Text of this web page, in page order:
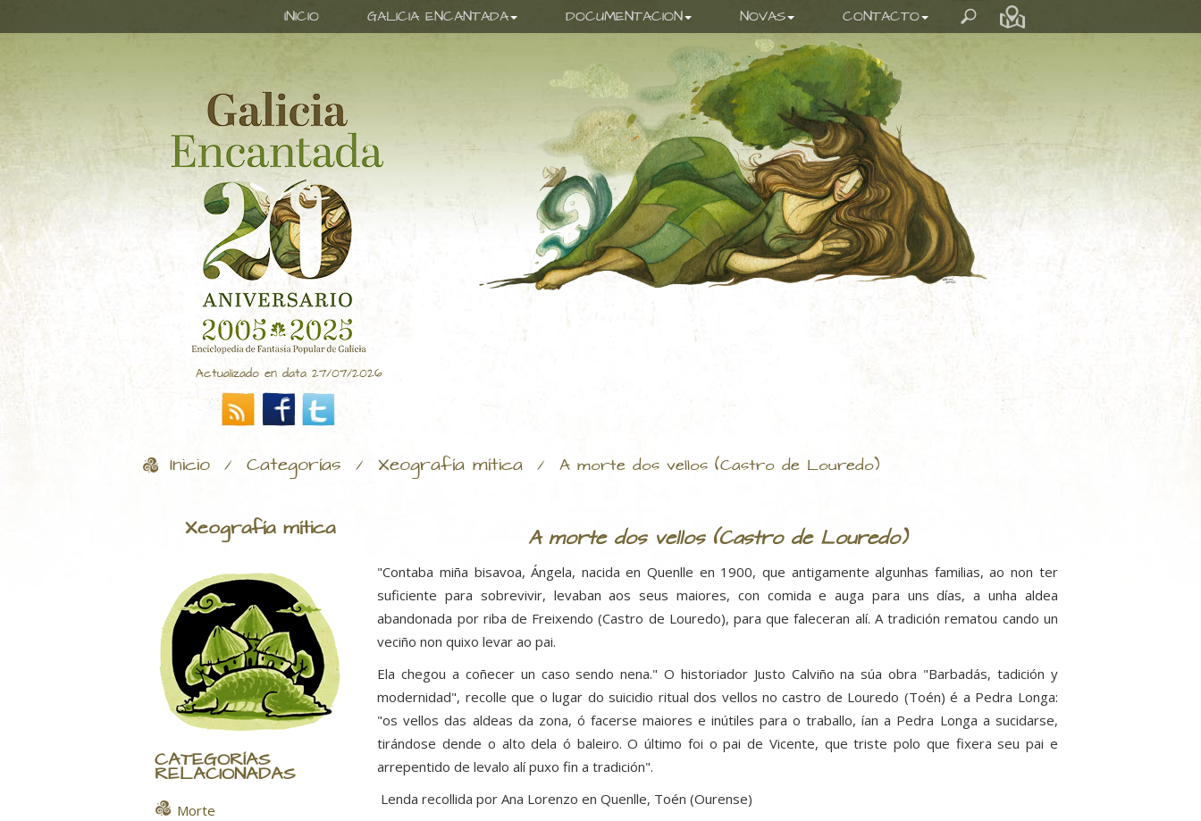
INICIO GALICIA ENCANTADA DOCUMENTACION NOVAS CONTACTO
Actualizado en data 27/07/2026
Inicio / Categorías / Xeografía mítica / A morte dos vellos (Castro de Louredo)
Xeografía mítica
CATEGORÍAS
RELACIONADAS
Morte
A morte dos vellos (Castro de Louredo)
"Contaba miña bisavoa, Ángela, nacida en Quenlle en 1900, que antigamente algunhas familias, ao non ter
suficiente para sobrevivir, levaban aos seus maiores, con comida e auga para uns días, a unha aldea
abandonada por riba de Freixendo (Castro de Louredo), para que faleceran alí. A tradición rematou cando un
veciño non quixo levar ao pai.
Ela chegou a coñecer un caso sendo nena." O historiador Justo Calviño na súa obra "Barbadás, tadición y
modernidad", recolle que o lugar do suicidio ritual dos vellos no castro de Louredo (Toén) é a Pedra Longa:
"os vellos das aldeas da zona, ó facerse maiores e inútiles para o traballo, ían a Pedra Longa a sucidarse,
tirándose dende o alto dela ó baleiro. O último foi o pai de Vicente, que triste polo que fixera seu pai e
arrepentido de levalo alí puxo fin a tradición".
Lenda recollida por Ana Lorenzo en Quenlle, Toén (Ourense)